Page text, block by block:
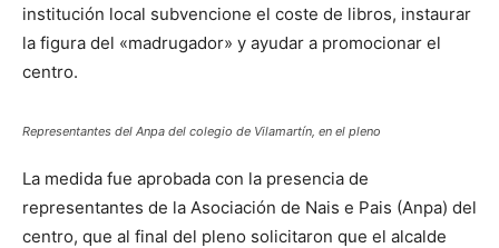
institución local subvencione el coste de libros, instaurar
la figura del «madrugador» y ayudar a promocionar el
centro.
Representantes del Anpa del colegio de Vilamartín, en el pleno
La medida fue aprobada con la presencia de
representantes de la Asociación de Nais e Pais (Anpa) del
centro, que al final del pleno solicitaron que el alcalde